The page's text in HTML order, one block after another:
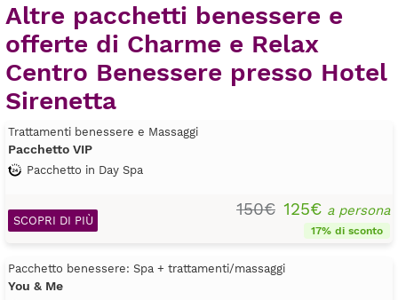
Altre pacchetti benessere e
offerte di Charme e Relax
Centro Benessere presso Hotel
Sirenetta
Trattamenti benessere e Massaggi
Pacchetto VIP
Pacchetto in Day Spa
150€ 125€ a persona
17% di sconto
SCOPRI DI PIÙ
Pacchetto benessere: Spa + trattamenti/massaggi
You & Me